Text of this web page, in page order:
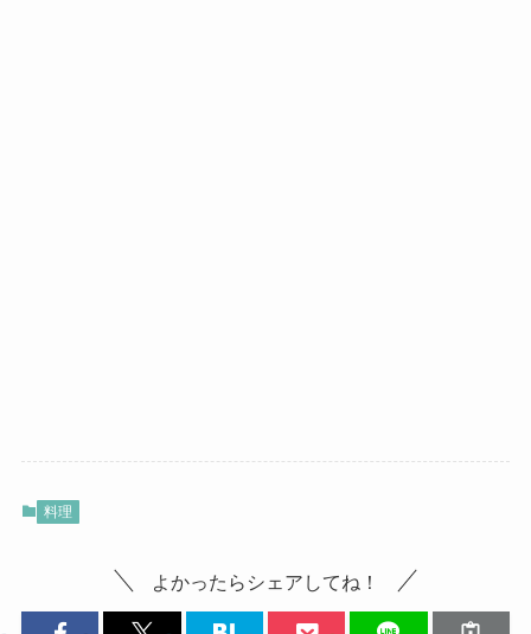
料理
よかったらシェアしてね！